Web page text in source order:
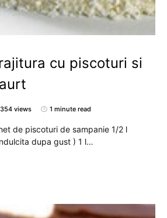
cu piscoturi si
354 views 1 minute read
de piscoturi de sampanie 1/2 l
dupa gust ) 1 l…